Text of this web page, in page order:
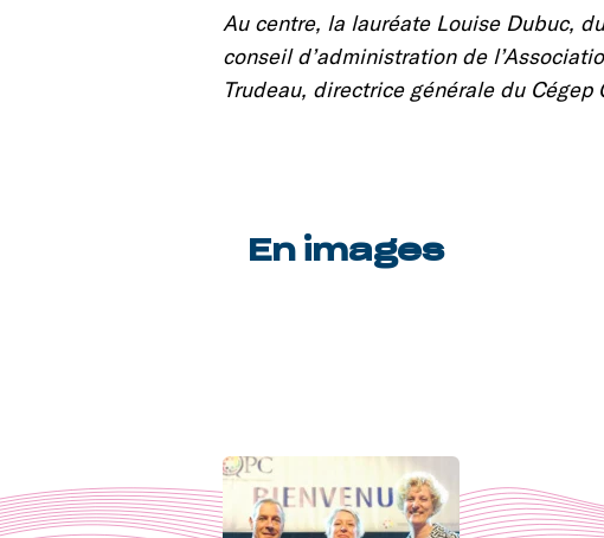
Au centre, la lauréate Louise Dubuc,
conseil d’administration de
Trudeau, directrice générale du Cégep
En images